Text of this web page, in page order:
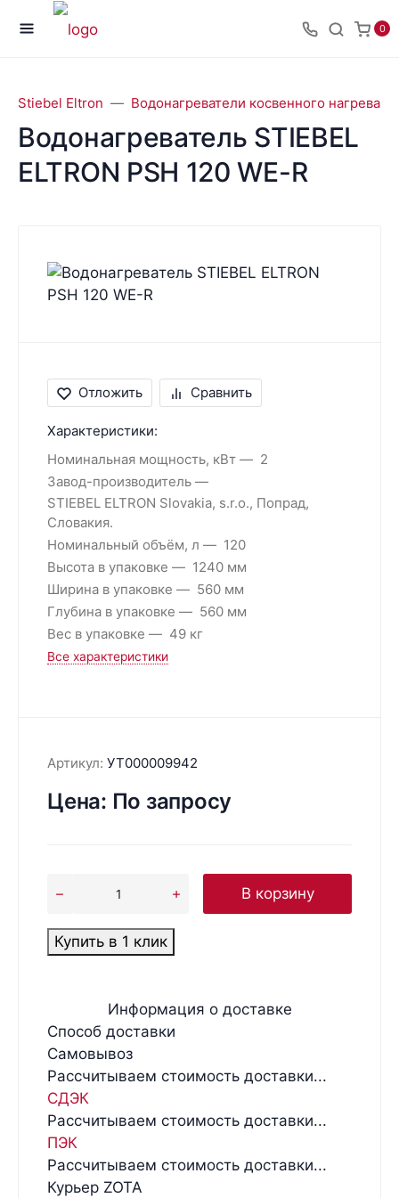
0
Stiebel Eltron Водонагреватели косвенного нагрева
Водонагреватель STIEBEL
ELTRON PSH 120 WE-R
Отложить Сравнить
Характеристики:
Номинальная мощность, кВт
2
Завод-производитель
STIEBEL ELTRON Slovakia, s.r.o., Попрад,
Словакия.
Номинальный объём, л
120
Высота в упаковке
1240 мм
Ширина в упаковке
560 мм
Глубина в упаковке
560 мм
Вес в упаковке
49 кг
Все характеристики
Артикул: УТ000009942
Цена: По запросу
В корзину
Купить в 1 клик
Информация о доставке
Способ доставки
Самовывоз
Рассчитываем стоимость доставки...
СДЭК
Рассчитываем стоимость доставки...
ПЭК
Рассчитываем стоимость доставки...
Курьер ZOTA